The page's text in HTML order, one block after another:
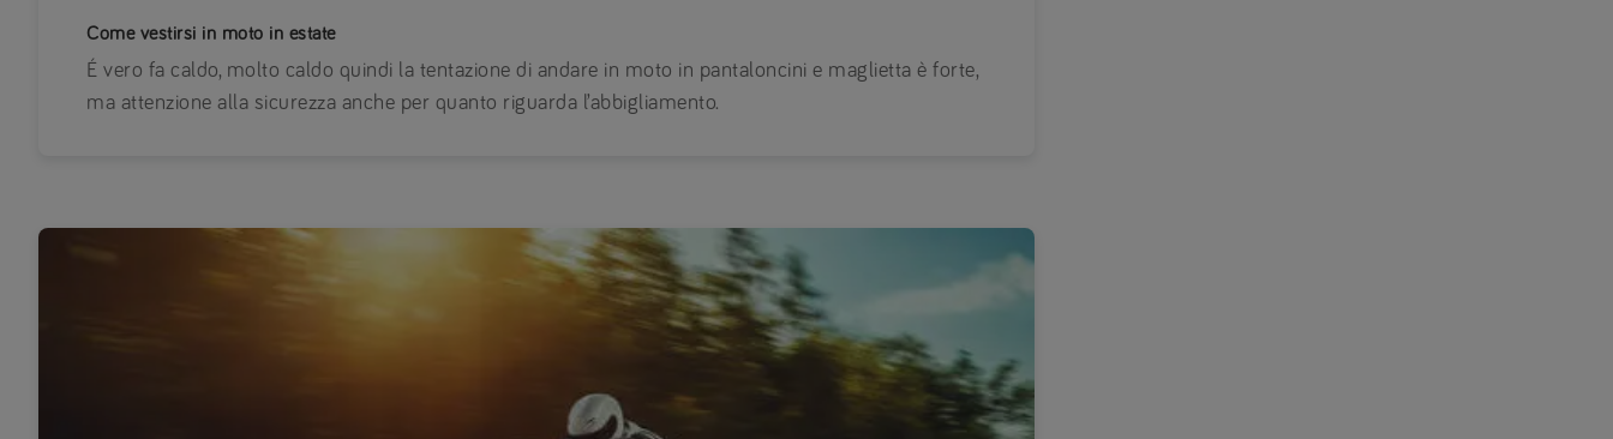
Come vestirsi in moto in estate
É vero fa caldo, molto caldo quindi la tentazione di andare in moto in pantaloncini e maglietta è forte,
ma attenzione alla sicurezza anche per quanto riguarda l’abbigliamento.